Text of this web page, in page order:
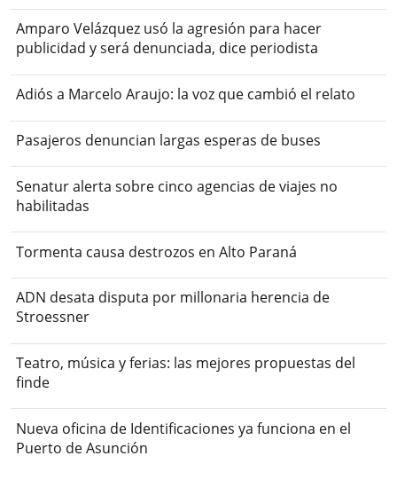
Amparo Velázquez usó la agresión para hacer
publicidad y será denunciada, dice periodista
Adiós a Marcelo Araujo: la voz que cambió el relato
Pasajeros denuncian largas esperas de buses
Senatur alerta sobre cinco agencias de viajes no
habilitadas
Tormenta causa destrozos en Alto Paraná
ADN desata disputa por millonaria herencia de
Stroessner
Teatro, música y ferias: las mejores propuestas del
finde
Nueva oficina de Identificaciones ya funciona en el
Puerto de Asunción